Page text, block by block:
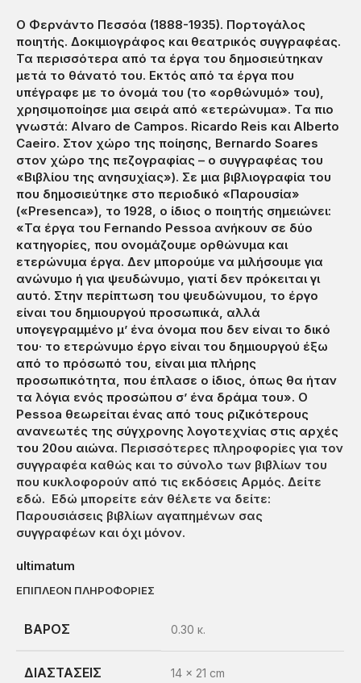
Ο Φερνάντο Πεσσόα (1888-1935). Πορτογάλος
ποιητής. Δοκιμιογράφος και θεατρικός συγγραφέας.
Τα περισσότερα από τα έργα του δημοσιεύτηκαν
μετά το θάνατό του. Εκτός από τα έργα που
υπέγραφε με το όνομά του (το «ορθώνυμό» του),
χρησιμοποίησε μια σειρά από «ετερώνυμα». Τα πιο
γνωστά: Alvaro de Campos. Ricardo Reis και Alberto
Caeiro. Στον χώρο της ποίησης, Bernardo Soares
στον χώρο της πεζογραφίας – ο συγγραφέας του
«Βιβλίου της ανησυχίας»). Σε μια βιβλιογραφία του
που δημοσιεύτηκε στο περιοδικό «Παρουσία»
(«Presenca»), το 1928, ο ίδιος ο ποιητής σημειώνει:
«Τα έργα του Fernando Pessoa ανήκουν σε δύο
κατηγορίες, που ονομάζουμε ορθώνυμα και
ετερώνυμα έργα. Δεν μπορούμε να μιλήσουμε για
ανώνυμο ή για ψευδώνυμο, γιατί δεν πρόκειται γι
αυτό. Στην περίπτωση του ψευδώνυμου, το έργο
είναι του δημιουργού προσωπικά, αλλά
υπογεγραμμένο μ’ ένα όνομα που δεν είναι το δικό
του· το ετερώνυμο έργο είναι του δημιουργού έξω
από το πρόσωπό του, είναι μια πλήρης
προσωπικότητα, που έπλασε ο ίδιος, όπως θα ήταν
τα λόγια ενός προσώπου σ’ ένα δράμα του». Ο
Pessoa θεωρείται ένας από τους ριζικότερους
ανανεωτές της σύγχρονης λογοτεχνίας στις αρχές
του 20ου αιώνα. Περισσότερες πληροφορίες για τον
συγγραφέα καθώς και το σύνολο των βιβλίων του
που κυκλοφορούν από τις εκδόσεις Αρμός. Δείτε
εδώ. Εδώ μπορείτε εάν θέλετε να δείτε:
Παρουσιάσεις βιβλίων αγαπημένων σας
συγγραφέων και όχι μόνον.
ultimatum
ΕΠΙΠΛΕΟΝ ΠΛΗΡΟΦΟΡΙΕΣ
ΒΑΡΟΣ 0.30 κ.
ΔΙΑΣΤΑΣΕΙΣ 14 × 21 cm